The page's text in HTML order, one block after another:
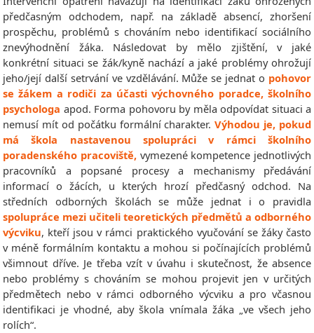
předčasným odchodem, např. na základě absencí, zhoršení
prospěchu, problémů s chováním nebo identifikací sociálního
znevýhodnění žáka. Následovat by mělo zjištění, v jaké
konkrétní situaci se žák/kyně nachází a jaké problémy ohrožují
jeho/její další setrvání ve vzdělávání. Může se jednat o pohovor
se žákem a rodiči za účasti výchovného poradce, školního
psychologa apod. Forma pohovoru by měla odpovídat situaci a
nemusí mít od počátku formální charakter.Výhodou je, pokud
má škola nastavenou spolupráci v rámci školního
poradenského pracoviště, vymezené kompetence jednotlivých
pracovníků a popsané procesy a mechanismy předávání
informací o žácích, u kterých hrozí předčasný odchod. Na
středních odborných školách se může jednat i o pravidla
spolupráce mezi učiteli teoretických předmětů a odborného
výcviku, kteří jsou v rámci praktického vyučování se žáky často
v méně formálním kontaktu a mohou si počínajících problémů
všimnout dříve. Je třeba vzít v úvahu i skutečnost, že absence
nebo problémy s chováním se mohou projevit jen v určitých
předmětech nebo v rámci odborného výcviku a pro včasnou
identifikaci je vhodné, aby škola vnímala žáka „ve všech jeho
rolích“.